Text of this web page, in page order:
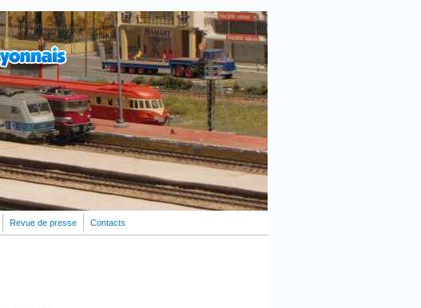
Revue de presse Contacts